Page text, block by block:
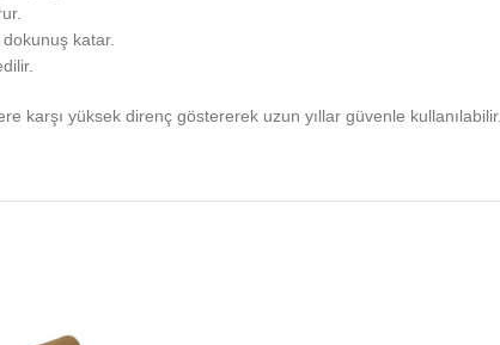
katar.
karşı yüksek direnç göstererek uzun yıllar güvenle kullanılabilir.